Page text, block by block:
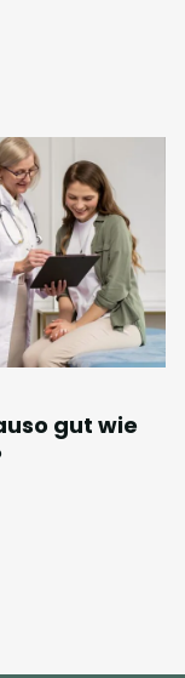
gut wie